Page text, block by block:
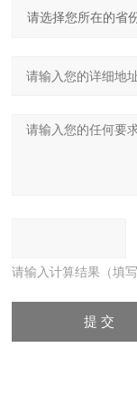
请输入计算结果（填